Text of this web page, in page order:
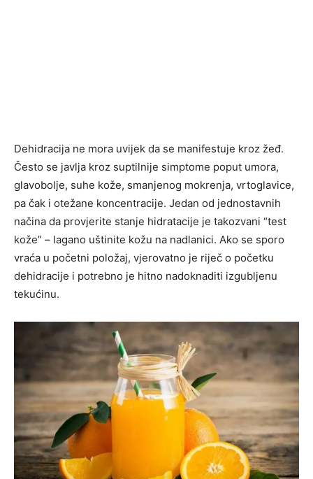
Dehidracija ne mora uvijek da se manifestuje kroz žeđ.
Često se javlja kroz suptilnije simptome poput umora,
glavobolje, suhe kože, smanjenog mokrenja, vrtoglavice,
pa čak i otežane koncentracije. Jedan od jednostavnih
načina da provjerite stanje hidratacije je takozvani “test
kože” – lagano uštinite kožu na nadlanici. Ako se sporo
vraća u početni položaj, vjerovatno je riječ o početku
dehidracije i potrebno je hitno nadoknaditi izgubljenu
tekućinu.